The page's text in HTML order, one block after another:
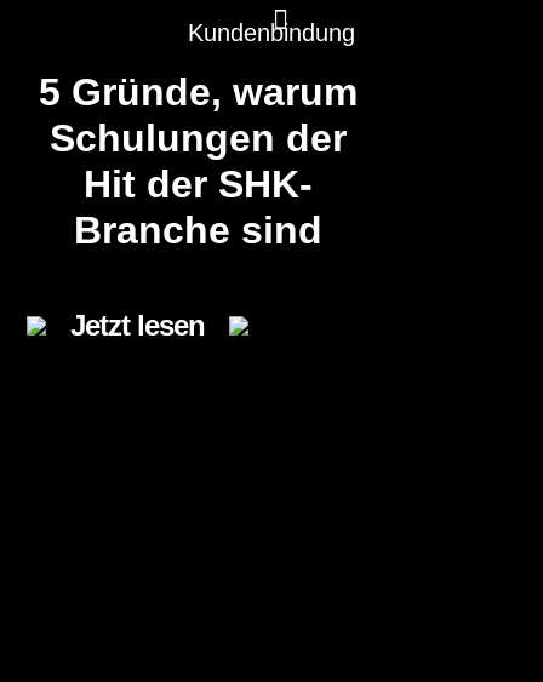
Kundenbindung
5 Gründe, warum
Schulungen der
Hit der SHK-
Branche sind
Jetzt lesen